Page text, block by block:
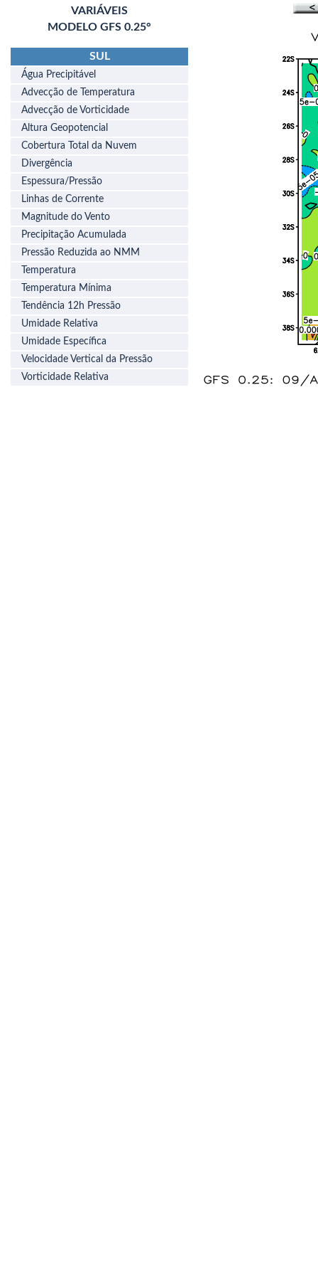
VARIÁVEIS
MODELO GFS 0.25°
SUL
Água Precipitável
Advecção de Temperatura
Advecção de Vorticidade
Altura Geopotencial
Cobertura Total da Nuvem
Divergência
Espessura/Pressão
Linhas de Corrente
Magnitude do Vento
Precipitação Acumulada
Pressão Reduzida ao NMM
Temperatura
Temperatura Mínima
Tendência 12h Pressão
Umidade Relativa
Umidade Específica
Velocidade Vertical da Pressão
Vorticidade Relativa